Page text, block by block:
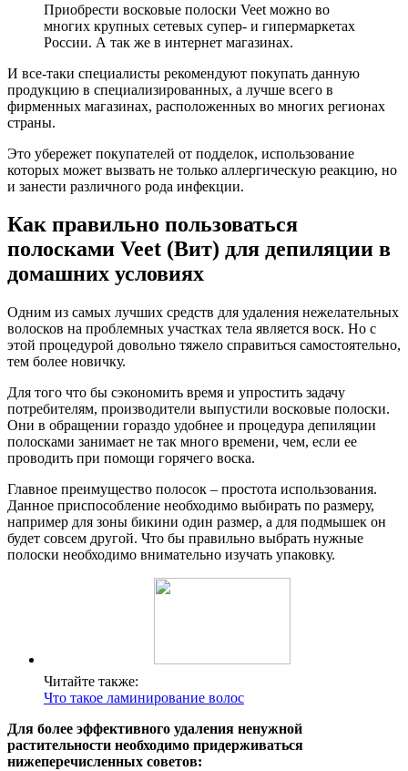
Приобрести восковые полоски Veet можно во
многих крупных сетевых супер- и гипермаркетах
России. А так же в интернет магазинах.
И все-таки специалисты рекомендуют покупать данную
продукцию в специализированных, а лучше всего в
фирменных магазинах, расположенных во многих регионах
страны.
Это убережет покупателей от подделок, использование
которых может вызвать не только аллергическую реакцию, но
и занести различного рода инфекции.
Как правильно пользоваться
полосками Veet (Вит) для депиляции в
домашних условиях
Одним из самых лучших средств для удаления нежелательных
волосков на проблемных участках тела является воск. Но с
этой процедурой довольно тяжело справиться самостоятельно,
тем более новичку.
Для того что бы сэкономить время и упростить задачу
потребителям, производители выпустили восковые полоски.
Они в обращении гораздо удобнее и процедура депиляции
полосками занимает не так много времени, чем, если ее
проводить при помощи горячего воска.
Главное преимущество полосок – простота использования.
Данное приспособление необходимо выбирать по размеру,
например для зоны бикини один размер, а для подмышек он
будет совсем другой. Что бы правильно выбрать нужные
полоски необходимо внимательно изучать упаковку.
Читайте также:
Что такое ламинирование волос
Для более эффективного удаления ненужной
растительности необходимо придерживаться
нижеперечисленных советов: